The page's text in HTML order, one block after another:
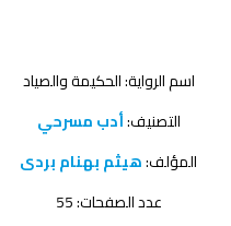
اسم الرواية: الحكيمة والصياد
التصنيف:أدب مسرحي
المؤلف:هيثم بهنام بردى
عدد الصفحات: 55